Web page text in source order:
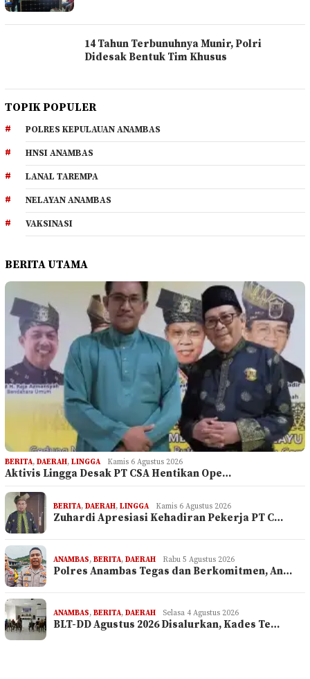
14 Tahun Terbunuhnya Munir, Polri
Didesak Bentuk Tim Khusus
TOPIK POPULER
POLRES KEPULAUAN ANAMBAS
HNSI ANAMBAS
LANAL TAREMPA
NELAYAN ANAMBAS
VAKSINASI
BERITA UTAMA
BERITA, DAERAH, LINGGA Kamis 6 Agustus 2026
Aktivis Lingga Desak PT CSA Hentikan Ope…
BERITA, DAERAH, LINGGA Kamis 6 Agustus 2026
Zuhardi Apresiasi Kehadiran Pekerja PT C…
ANAMBAS, BERITA, DAERAH Rabu 5 Agustus 2026
Polres Anambas Tegas dan Berkomitmen, An…
ANAMBAS, BERITA, DAERAH Selasa 4 Agustus 2026
BLT-DD Agustus 2026 Disalurkan, Kades Te…